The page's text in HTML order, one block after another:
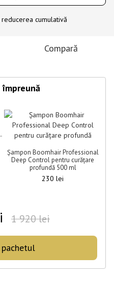
cumulativă
Compară
Șampon Boomhair Professional
Deep Control pentru curățare
profundă 500 ml
230 lei
1 920 lei
pachetul